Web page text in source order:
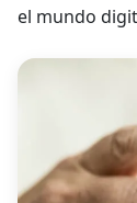
el mundo